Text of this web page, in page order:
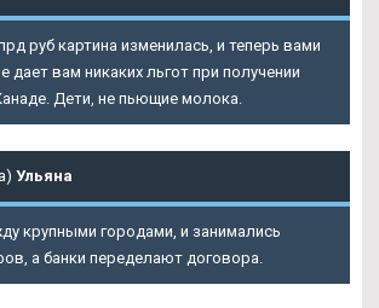
руб картина изменилась, и теперь вами
дает вам никаких льгот при получении
Дети, не пьющие молока.
Ульяна
крупными городами, и занимались
а банки переделают договора.